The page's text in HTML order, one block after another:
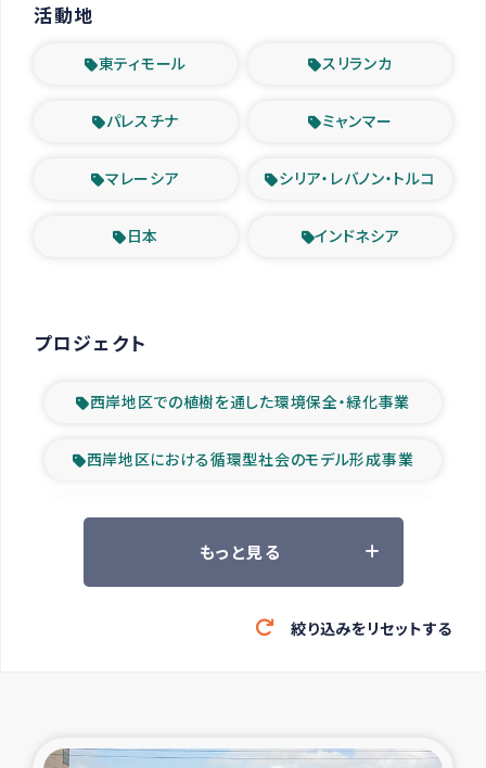
活動地
東ティモール スリランカ
パレスチナ ミャンマー
マレーシア シリア・レバノン・トルコ
日本 インドネシア
プロジェクト
西岸地区での植樹を通した環境保全・緑化事業
西岸地区における循環型社会のモデル形成事業
ツアー参加者の声
緊急救援の時代
東ティモール豪雨緊急支援
もっと見る
絞り込みをリセットする